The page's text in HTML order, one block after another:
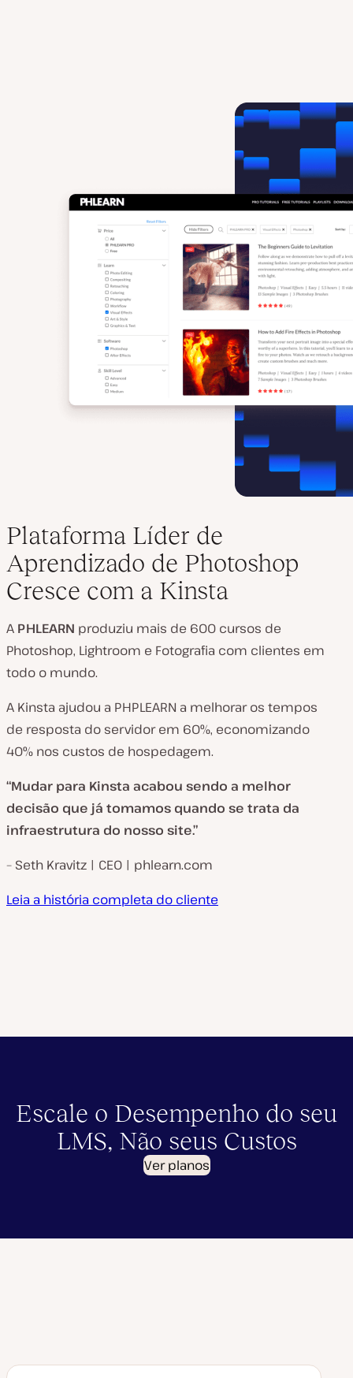
Plataforma Líder de
Aprendizado de Photoshop
Cresce com a Kinsta
A PHLEARN produziu mais de 600 cursos de
Photoshop, Lightroom e Fotografia com clientes em
todo o mundo.
A Kinsta ajudou a PHPLEARN a melhorar os tempos
de resposta do servidor em 60%, economizando
40% nos custos de hospedagem.
“Mudar para Kinsta acabou sendo a melhor
decisão que já tomamos quando se trata da
infraestrutura do nosso site.”
– Seth Kravitz | CEO | phlearn.com
Leia a história completa do cliente
Escale o Desempenho do seu
LMS, Não seus Custos
Ver planos